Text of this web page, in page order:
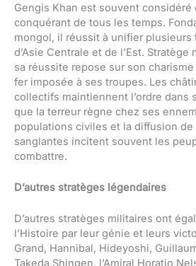
Gengis Khan est souvent considéré
conquérant de tous les temps.
mongol, il réussit à unifier plusieurs
d’Asie Centrale et de l’Est.
sa réussite repose sur son
fer imposée à ses troupes. Les
collectifs maintiennent l’ordre dans
que la terreur règne chez ses
populations civiles et la diffusion
sanglantes incitent souvent les
combattre.
D’autres stratèges légendaires
D’autres stratèges militaires ont
l’Histoire par leur génie et leurs
Grand, Hannibal, Hideyoshi,
Takeda Shingen, l’Amiral Horatio